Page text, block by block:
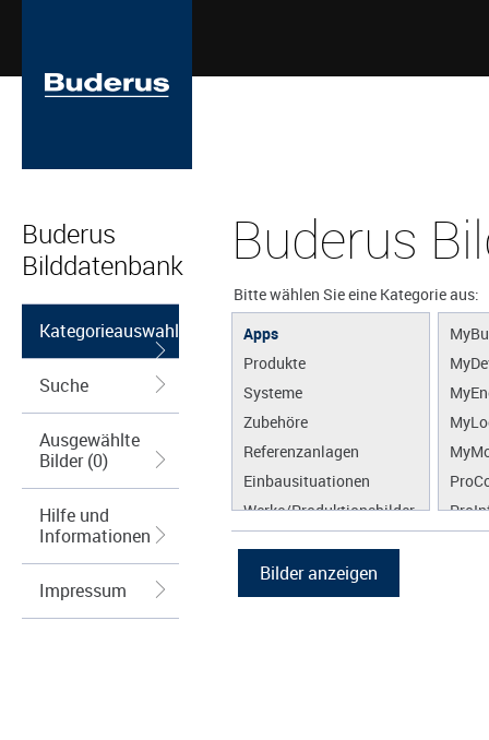
Buderus
Bilddatenbank
Kategorieauswahl
Suche
Ausgewählte
Bilder (0)
Hilfe und
Informationen
Impressum
Buderus
Bitte wählen Sie eine Kategorie aus:
Apps
Produkte
Systeme
Zubehöre
Referenzanlagen
Einbausituationen
Werke/Produktionsbilder
Grafiken